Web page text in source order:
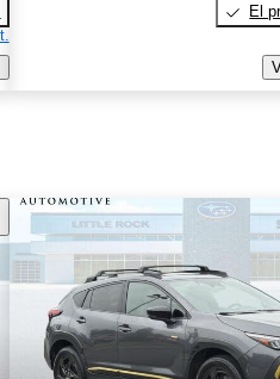
El
este Aviso